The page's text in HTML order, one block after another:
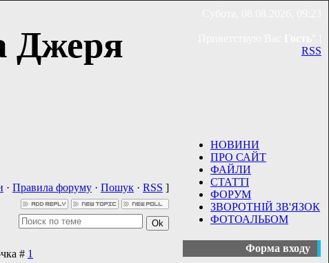
Джеря
RSS
· Правила форуму · Пошук · RSS ]
# 1
НОВИНИ
ПРО САЙТ
ФАЙЛИ
СТАТТІ
ФОРУМ
ЗВОРОТНІЙ ЗВ'ЯЗОК
ФОТОАЛЬБОМ
Форма входу